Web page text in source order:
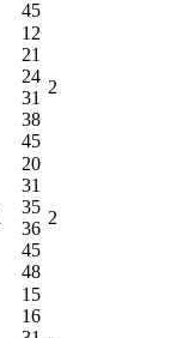
45
12
21
24
31
38
45
2
20
31
35
36
45
48
2
15
16